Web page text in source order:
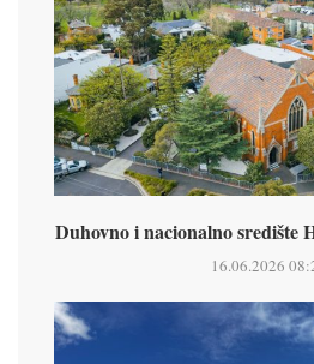
Duhovno i nacionalno središte
16.06.2026